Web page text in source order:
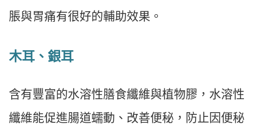
脹與胃痛有很好的輔助效果。
木耳、銀耳
含有豐富的水溶性膳食纖維與植物膠，水溶性
纖維能促進腸道蠕動、改善便秘，防止因便秘